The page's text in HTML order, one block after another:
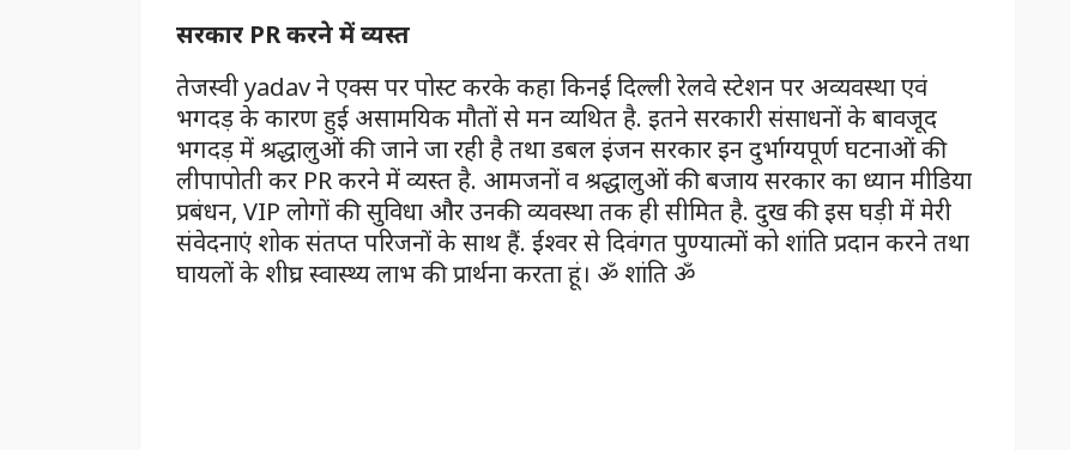
सरकार PR करने में व्यस्त
तेजस्वी yadav ने एक्स पर पोस्ट करके कहा किनई दिल्ली रेलवे स्टेशन पर अव्यवस्था एवं
भगदड़ के कारण हुई असामयिक मौतों से मन व्यथित है. इतने सरकारी संसाधनों के बावजूद
भगदड़ में श्रद्धालुओं की जाने जा रही है तथा डबल इंजन सरकार इन दुर्भाग्यपूर्ण घटनाओं की
लीपापोती कर PR करने में व्यस्त है. आमजनों व श्रद्धालुओं की बजाय सरकार का ध्यान मीडिया
प्रबंधन, VIP लोगों की सुविधा और उनकी व्यवस्था तक ही सीमित है. दुख की इस घड़ी में मेरी
संवेदनाएं शोक संतप्त परिजनों के साथ हैं. ईश्वर से दिवंगत पुण्यात्मों को शांति प्रदान करने तथा
घायलों के शीघ्र स्वास्थ्य लाभ की प्रार्थना करता हूं। ॐ शांति ॐ